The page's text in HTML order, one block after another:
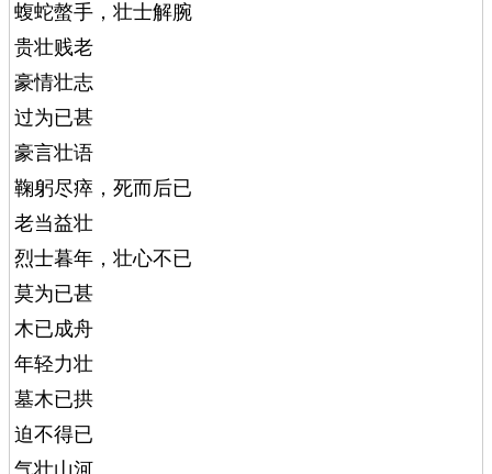
蝮蛇螫手，壮士解腕
贵壮贱老
豪情壮志
过为已甚
豪言壮语
鞠躬尽瘁，死而后已
老当益壮
烈士暮年，壮心不已
莫为已甚
木已成舟
年轻力壮
墓木已拱
迫不得已
气壮山河